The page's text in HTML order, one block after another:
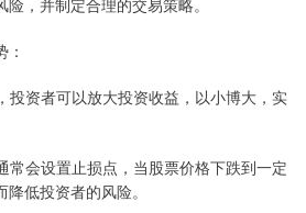
投资者可以放大投资收益，以小博大，实
常会设置止损点，当股票价格下跌到一定
低投资者的风险。